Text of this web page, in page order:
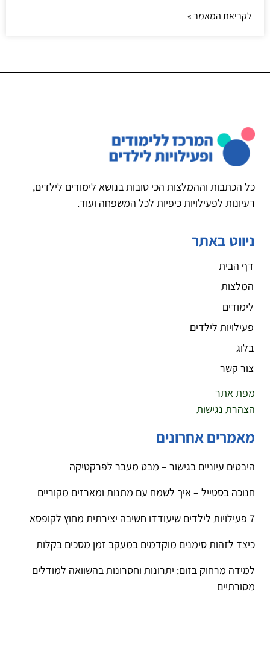
לקריאת המאמר »
כל הכתבות וההמלצות הכי טובות בנושא לימודים לילדים,
רעיונות לפעילויות כיפיות לכל המשפחה ועוד.
ניווט באתר
דף הבית
המלצות
לימודים
פעילויות לילדים
בלוג
צור קשר
מפת אתר
הצהרת נגישות
מאמרים אחרונים
היבטים עיוניים בגישור – מבט מעבר לפרקטיקה
חנוכה בסטייל – איך לשמח עם מתנות ומארזים מקוריים
7 פעילויות לילדים שיעודדו חשיבה יצירתית מחוץ לקופסא
כיצד לזהות סימנים מוקדמים במעקב זמן מסכים בקלות
למידה מרחוק בזום: יתרונות וחסרונות בהשוואה למודלים
מסורתיים